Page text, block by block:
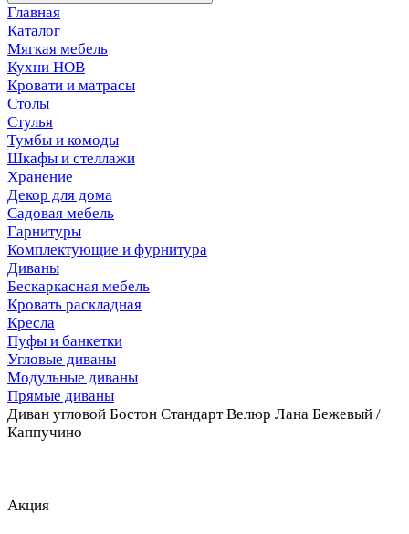
Главная
Каталог
Мягкая мебель
Кухни НОВ
Кровати и матрасы
Столы
Стулья
Тумбы и комоды
Шкафы и стеллажи
Хранение
Декор для дома
Садовая мебель
Гарнитуры
Комплектующие и фурнитура
Диваны
Бескаркасная мебель
Кровать раскладная
Кресла
Пуфы и банкетки
Угловые диваны
Модульные диваны
Прямые диваны
Диван угловой Бостон Стандарт Велюр Лана Бежевый /
Каппучино
Акция